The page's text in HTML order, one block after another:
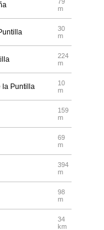
m
30
m
224
m
la Puntilla
10
m
159
m
69
m
394
m
98
m
34
km